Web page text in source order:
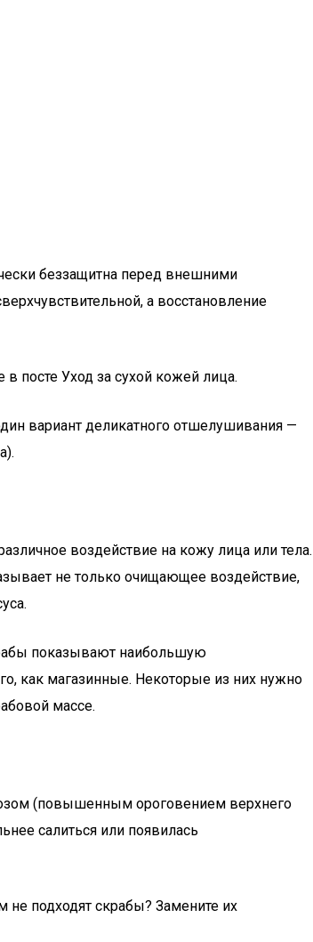
беззащитна перед внешними
а восстановление
посте Уход за сухой кожей лица.
вариант деликатного отшелушивания —
воздействие на кожу лица или тела.
не только очищающее воздействие,
показывают наибольшую
как магазинные. Некоторые из них нужно
массе.
(повышенным ороговением верхнего
салиться или появилась
подходят скрабы? Замените их